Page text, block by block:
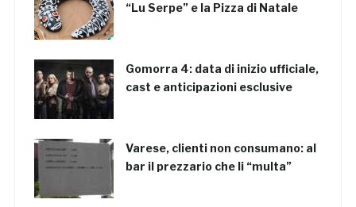
“Lu Serpe” e la Pizza di Natale
Gomorra 4: data di inizio ufficiale,
cast e anticipazioni esclusive
Varese, clienti non consumano: al
bar il prezzario che li “multa”